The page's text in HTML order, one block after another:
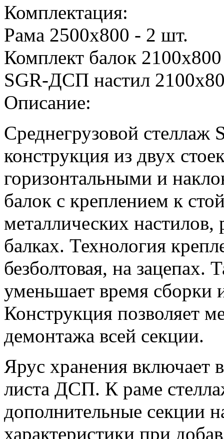
Комплектация:
Рама 2500х800 - 2 шт.
Комплект балок
SGR-ДСП настил
Описание:
Среднегрузовой стеллаж
конструкция из двух
горизонтальными и
балок с креплением к
металлических
балках. Технология
безболтовая, на зацепах.
уменьшает время сборки
Конструкция позволяет
демонтажа всей секции.
Ярус хранения включает
листа ДСП. К раме
дополнительные секции
характеристики при